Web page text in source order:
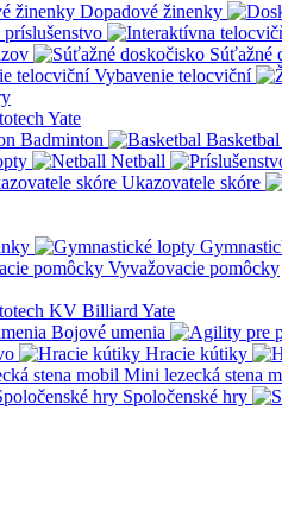
Dopadové žinenky
Súťažné
Vybavenie telocviční
Yate
Badminton
Basketbal
Netball
Ukazovatele skóre
Vyvažovacie pomôcky
KV Billiard Yate
Bojové umenia
Hracie kútiky
Mini lezecká stena
Spoločenské hry